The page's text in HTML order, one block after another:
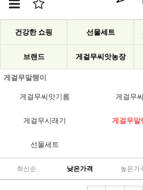
건강한 쇼핑 선물세트
브랜드 게걸무씨앗농장
게걸무말랭이
게걸무씨앗기름 게걸무
게걸무시래기 게걸무말
선물세트
최신순 낮은가격 높은가